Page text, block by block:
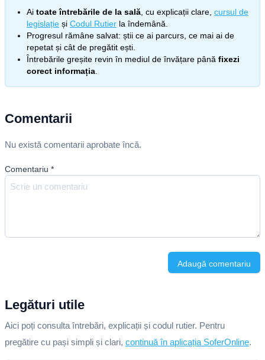
Ai toate întrebările de la sală , cu explicații clare, cursul de
legislație și Codul Rutier la îndemână.
Progresul rămâne salvat: știi ce ai parcurs, ce mai ai de
repetat și cât de pregătit ești.
Întrebările greșite revin în mediul de învățare până fixezi
corect informația
Comentarii
Nu există comentarii aprobate încă.
Comentariu *
Adaugă comentariu
Legături utile
Aici poți consulta întrebări, explicații și codul rutier. Pentru
pregătire cu pași simpli și clari, continuă în aplicația SoferOnline.